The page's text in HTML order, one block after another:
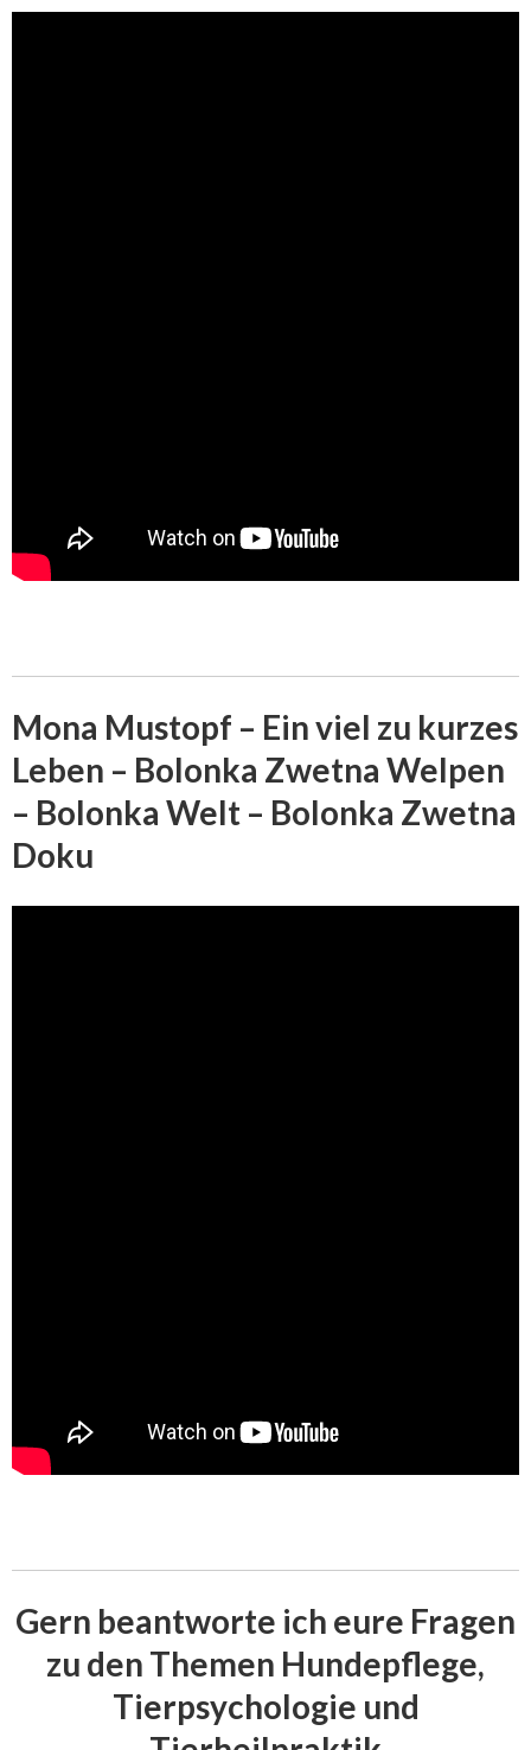
Mona Mustopf – Ein viel zu kurzes
Leben – Bolonka Zwetna Welpen
– Bolonka Welt – Bolonka Zwetna
Doku
Gern beantworte ich eure Fragen
zu den Themen Hundepflege,
Tierpsychologie und